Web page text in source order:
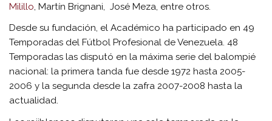
Milillo, Martín Brignani, José Meza, entre otros.
Desde su fundación, el Académico ha participado en 49
Temporadas del Fútbol Profesional de Venezuela. 48
Temporadas las disputó en la máxima serie del balompié
nacional: la primera tanda fue desde 1972 hasta 2005-
2006 y la segunda desde la zafra 2007-2008 hasta la
actualidad.